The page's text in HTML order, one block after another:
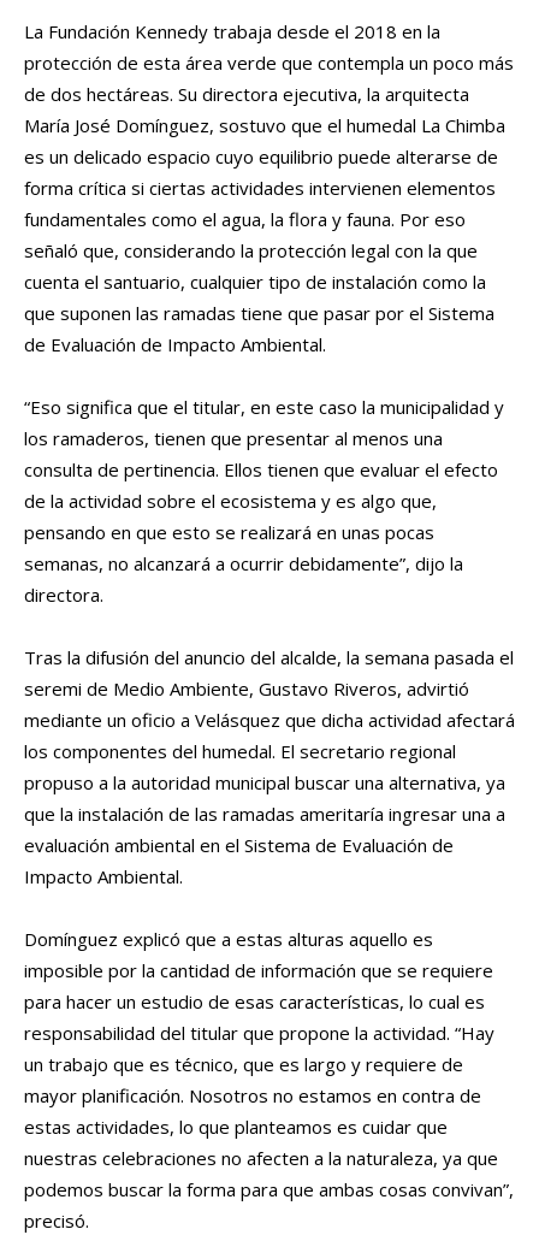
La Fundación Kennedy trabaja desde el 2018 en la
protección de esta área verde que contempla un poco más
de dos hectáreas. Su directora ejecutiva, la arquitecta
María José Domínguez, sostuvo que el humedal La Chimba
es un delicado espacio cuyo equilibrio puede alterarse de
forma crítica si ciertas actividades intervienen elementos
fundamentales como el agua, la flora y fauna. Por eso
señaló que, considerando la protección legal con la que
cuenta el santuario, cualquier tipo de instalación como la
que suponen las ramadas tiene que pasar por el Sistema
de Evaluación de Impacto Ambiental.
“Eso significa que el titular, en este caso la municipalidad y
los ramaderos, tienen que presentar al menos una
consulta de pertinencia. Ellos tienen que evaluar el efecto
de la actividad sobre el ecosistema y es algo que,
pensando en que esto se realizará en unas pocas
semanas, no alcanzará a ocurrir debidamente”, dijo la
directora.
Tras la difusión del anuncio del alcalde, la semana pasada el
seremi de Medio Ambiente, Gustavo Riveros, advirtió
mediante un oficio a Velásquez que dicha actividad afectará
los componentes del humedal. El secretario regional
propuso a la autoridad municipal buscar una alternativa, ya
que la instalación de las ramadas ameritaría ingresar una a
evaluación ambiental en el Sistema de Evaluación de
Impacto Ambiental.
Domínguez explicó que a estas alturas aquello es
imposible por la cantidad de información que se requiere
para hacer un estudio de esas características, lo cual es
responsabilidad del titular que propone la actividad. “Hay
un trabajo que es técnico, que es largo y requiere de
mayor planificación. Nosotros no estamos en contra de
estas actividades, lo que planteamos es cuidar que
nuestras celebraciones no afecten a la naturaleza, ya que
podemos buscar la forma para que ambas cosas convivan”,
precisó.